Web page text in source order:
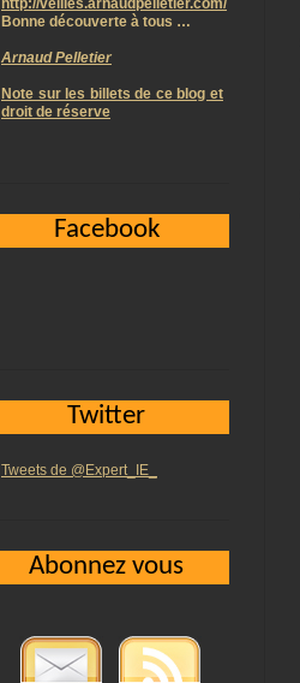
http://veilles.arnaudpelletier.com/
Bonne découverte à tous …
Arnaud Pelletier
Note sur les billets de ce blog et
droit de réserve
Facebook
Twitter
Tweets de @Expert_IE_
Abonnez vous